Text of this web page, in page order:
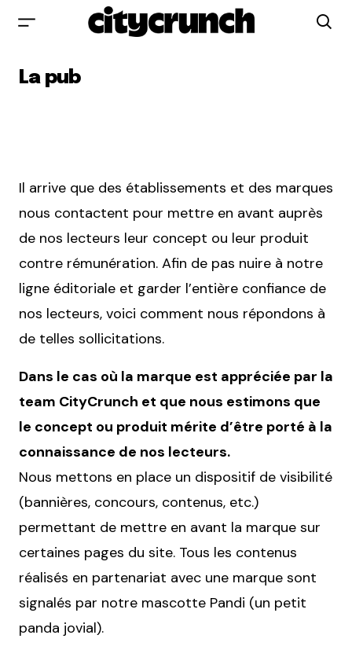
La pub
Il arrive que des établissements et des marques
nous contactent pour mettre en avant auprès
de nos lecteurs leur concept ou leur produit
contre rémunération. Afin de pas nuire à notre
ligne éditoriale et garder l’entière confiance de
nos lecteurs, voici comment nous répondons à
de telles sollicitations.
Dans le cas où la marque est appréciée par la
team CityCrunch et que nous estimons que
le concept ou produit mérite d’être porté à la
connaissance de nos lecteurs.
Nous mettons en place un dispositif de visibilité
(bannières, concours, contenus, etc.)
permettant de mettre en avant la marque sur
certaines pages du site. Tous les contenus
réalisés en partenariat avec une marque sont
signalés par notre mascotte Pandi (un petit
panda jovial).